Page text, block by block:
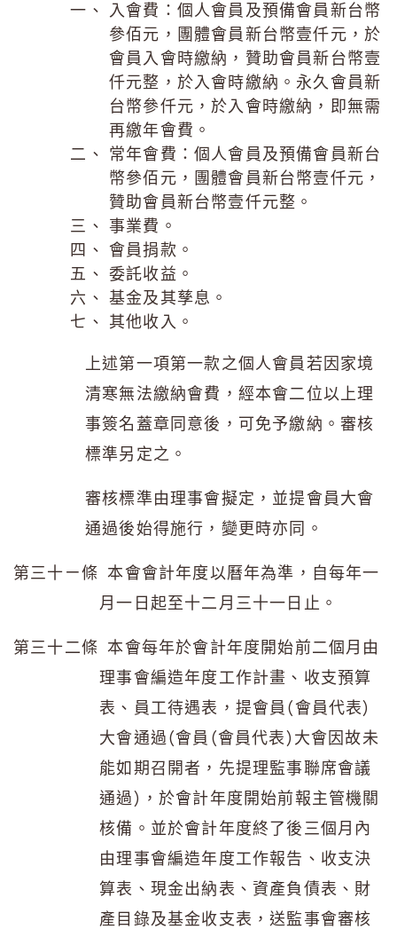
入會費：個人會員及預備會員新台幣
參佰元，團體會員新台幣壹仟元，於
會員入會時繳納，贊助會員新台幣壹
仟元整，於入會時繳納。永久會員新
台幣參仟元，於入會時繳納，即無需
再繳年會費。
常年會費：個人會員及預備會員新台
幣參佰元，團體會員新台幣壹仟元，
贊助會員新台幣壹仟元整。
事業費。
會員捐款。
委託收益。
基金及其孳息。
其他收入。
上述第一項第一款之個人會員若因家境
清寒無法繳納會費，經本會二位以上理
事簽名蓋章同意後，可免予繳納。審核
標準另定之。
審核標準由理事會擬定，並提會員大會
通過後始得施行，變更時亦同。
第三十ㄧ條 本會會計年度以曆年為準，自每年一
月一日起至十二月三十一日止。
第三十二條 本會每年於會計年度開始前二個月由
理事會編造年度工作計畫、收支預算
表、員工待遇表，提會員(會員代表)
大會通過(會員(會員代表)大會因故未
能如期召開者，先提理監事聯席會議
通過)，於會計年度開始前報主管機關
核備。並於會計年度終了後三個月內
由理事會編造年度工作報告、收支決
算表、現金出納表、資產負債表、財
產目錄及基金收支表，送監事會審核